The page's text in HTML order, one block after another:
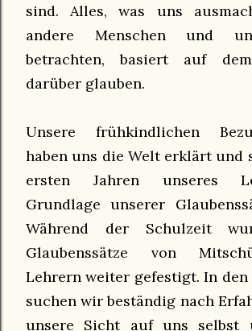
sind. Alles, was uns
andere Menschen und
betrachten, basiert auf
darüber glauben.
Unsere frühkindlichen
haben uns die Welt erklärt und
ersten Jahren unseres
Grundlage unserer
Während der Schulzeit
Glaubenssätze von
Lehrern weiter gefestigt. In den
suchen wir beständig nach
unsere Sicht auf uns selbst